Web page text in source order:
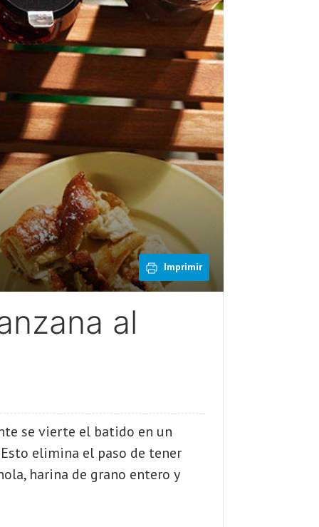
Imprimir
al
se vierte el batido en un
elimina el paso de tener
harina de grano entero y